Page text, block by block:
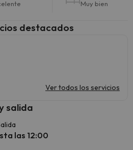
Muy bien
destacados
Ver todos los servicios
salida
las 12:00